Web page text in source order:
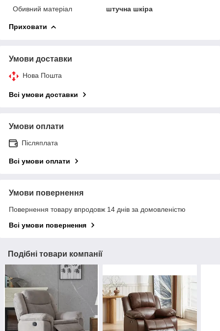
Обивний матеріал
штучна шкіра
Приховати
Умови доставки
Нова Пошта
Всі умови доставки
Умови оплати
Післяплата
Всі умови оплати
Умови повернення
Повернення товару впродовж 14 днів за домовленістю
Всі умови повернення
Подібні товари компанії